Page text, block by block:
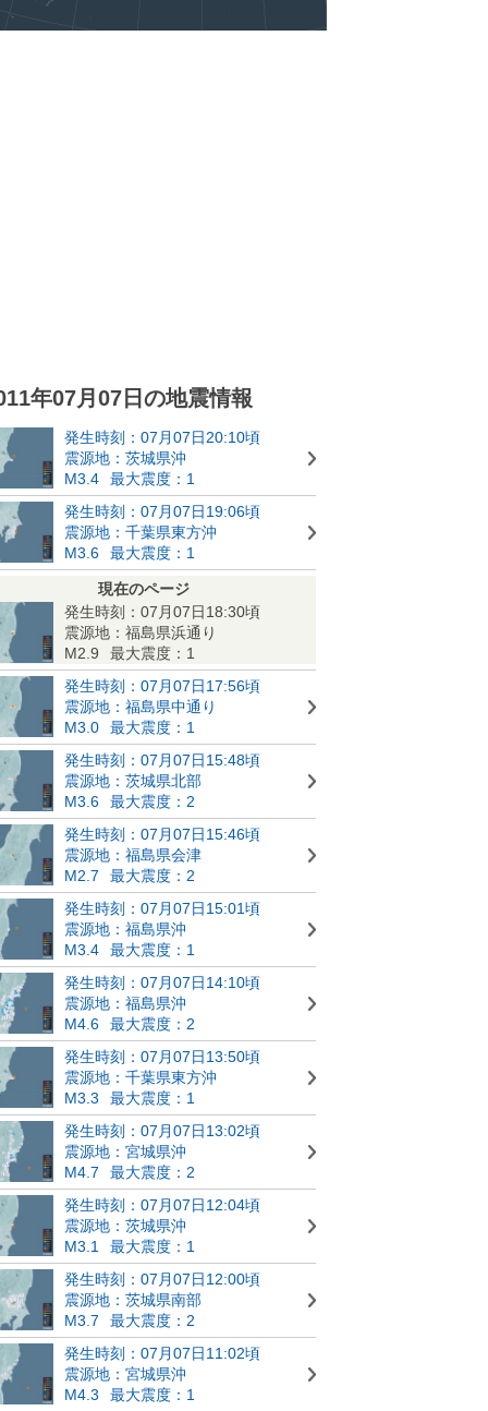
年07月07日の地震情報
発生時刻：07月07日20:10頃
震源地：茨城県沖
M3.4
最大震度：1
発生時刻：07月07日19:06頃
震源地：千葉県東方沖
M3.6
最大震度：1
現在のページ
発生時刻：07月07日18:30頃
震源地：福島県浜通り
M2.9
最大震度：1
発生時刻：07月07日17:56頃
震源地：福島県中通り
M3.0
最大震度：1
発生時刻：07月07日15:48頃
震源地：茨城県北部
M3.6
最大震度：2
発生時刻：07月07日15:46頃
震源地：福島県会津
M2.7
最大震度：2
発生時刻：07月07日15:01頃
震源地：福島県沖
M3.4
最大震度：1
発生時刻：07月07日14:10頃
震源地：福島県沖
M4.6
最大震度：2
発生時刻：07月07日13:50頃
震源地：千葉県東方沖
M3.3
最大震度：1
発生時刻：07月07日13:02頃
震源地：宮城県沖
M4.7
最大震度：2
発生時刻：07月07日12:04頃
震源地：茨城県沖
M3.1
最大震度：1
発生時刻：07月07日12:00頃
震源地：茨城県南部
M3.7
最大震度：2
発生時刻：07月07日11:02頃
震源地：宮城県沖
M4.3
最大震度：1